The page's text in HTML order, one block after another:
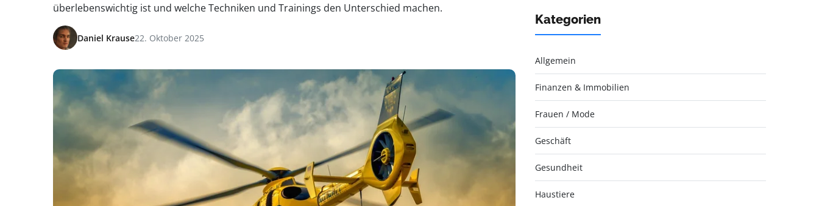
überlebenswichtig ist und welche Techniken und Trainings den Unterschied machen.
Daniel Krause22. Oktober 2025
Kategorien
Allgemein
Finanzen & Immobilien
Frauen / Mode
Geschäft
Gesundheit
Haustiere